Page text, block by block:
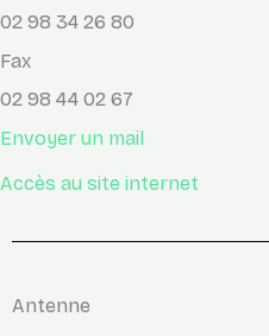
02 98 34 26 80
Fax
02 98 44 02 67
Envoyer un mail
Accès au site internet
Antenne